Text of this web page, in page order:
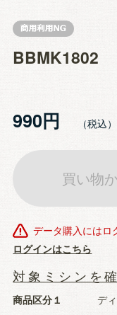
BBMK1802
990円
データ購入にはロ
買い物
ログインはこちら
商品区分１ デ
対象ミシンを